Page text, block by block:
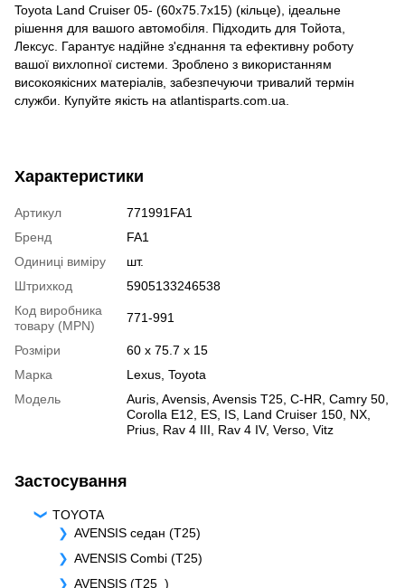
Toyota Land Cruiser 05- (60x75.7x15) (кільце), ідеальне
рішення для вашого автомобіля. Підходить для Тойота,
Лексус. Гарантує надійне з'єднання та ефективну роботу
вашої вихлопної системи. Зроблено з використанням
високоякісних матеріалів, забезпечуючи тривалий термін
служби. Купуйте якість на atlantisparts.com.ua.
Характеристики
Артикул
771991FA1
Бренд
FA1
Одиниці виміру
шт.
Штрихкод
5905133246538
Код виробника
товару (MPN)
771-991
Розміри
60 x 75.7 x 15
Марка
Lexus Toyota
Модель
Auris Avensis Avensis T25 C-HR Camry 50
Corolla E12
ES IS Land Cruiser 150 NX
Prius Rav 4 III Rav 4 IV, Verso Vitz
Застосування
TOYOTA
AVENSIS седан (T25)
AVENSIS Combi (T25)
AVENSIS (T25_)